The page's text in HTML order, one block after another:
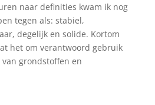
naar definities kwam ik nog
tegen als: stabiel,
degelijk en solide. Kortom
het om verantwoord gebruik
grondstoffen en